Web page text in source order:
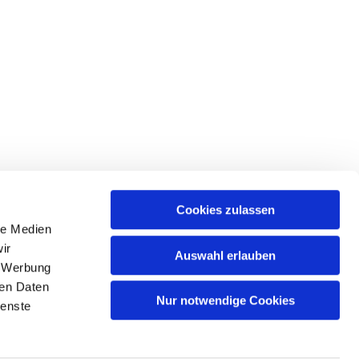
Medien
Daten
Cookies zulassen
Auswahl erlauben
Nur notwendige Cookies